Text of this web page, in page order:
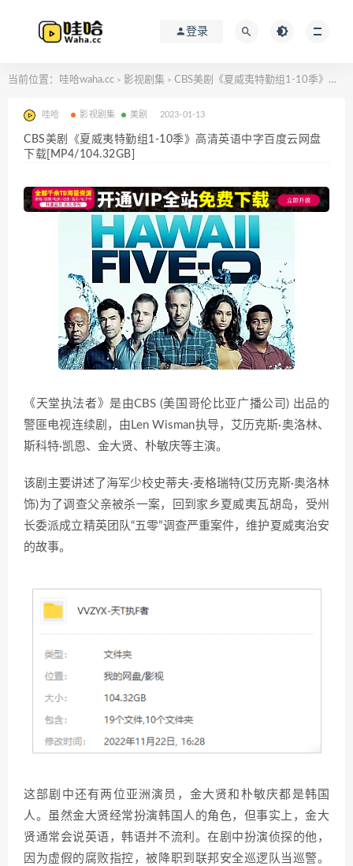
登录
当前位置： 哇哈waha.cc > 影视剧集 > CBS美剧《夏威夷特勤组1-10季》高清英语中字百度云网盘下载[MP4/104.32GB]
哇哈 影视剧集 美剧 2023-01-13
CBS美剧《夏威夷特勤组1-10季》高清英语中字百度云网盘
下载[MP4/104.32GB]
《天堂执法者》是由CBS (美国哥伦比亚广播公司) 出品的
警匪电视连续剧，由Len Wisman执导，艾历克斯·奥洛林、
斯科特·凯恩、金大贤、朴敏庆等主演。
该剧主要讲述了海军少校史蒂夫·麦格瑞特(艾历克斯·奥洛林
饰)为了调查父亲被杀一案，回到家乡夏威夷瓦胡岛，受州
长委派成立精英团队“五零”调查严重案件，维护夏威夷治安
的故事。
这部剧中还有两位亚洲演员，金大贤和朴敏庆都是韩国
人。虽然金大贤经常扮演韩国人的角色，但事实上，金大
贤通常会说英语，韩语并不流利。在剧中扮演侦探的他，
因为虚假的腐败指控，被降职到联邦安全巡逻队当巡警。